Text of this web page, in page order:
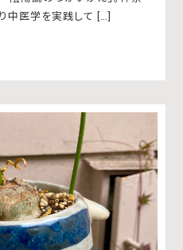
中医学を実践して […]